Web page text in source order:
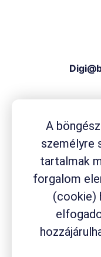
A
személyre
tartalmak
forgalom
(cookie)
E-